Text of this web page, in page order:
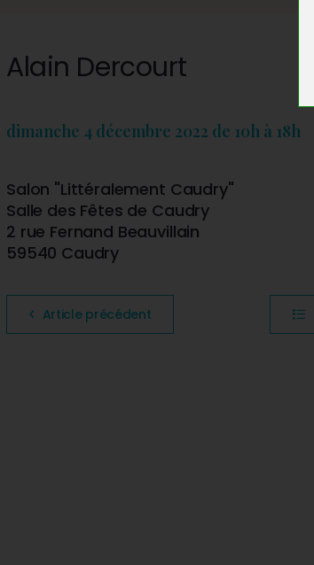
Alain Dercourt
dimanche 4 décembre 2022 de 10h à 18h
Salon "Littéralement Caudry"
Salle des Fêtes de Caudry
2 rue Fernand Beauvillain
59540 Caudry
Article précédent